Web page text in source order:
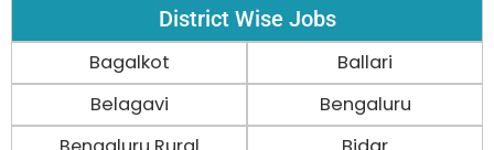
District Wise Jobs
Bagalkot
Ballari
Belagavi
Bengaluru